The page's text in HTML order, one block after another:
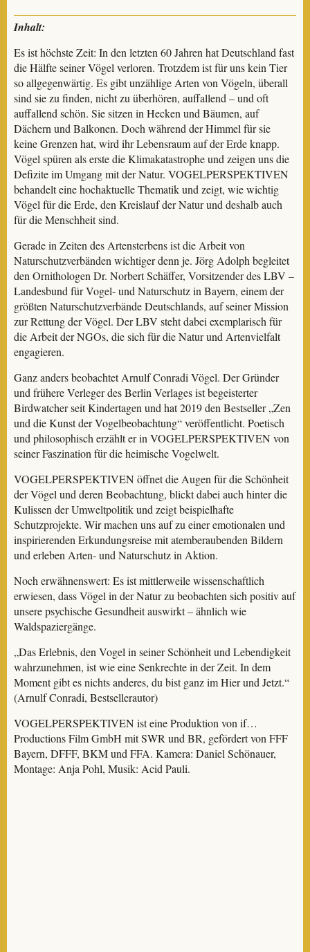
Inhalt:
Es ist höchste Zeit: In den letzten 60 Jahren hat Deutschland fast
die Hälfte seiner Vögel verloren. Trotzdem ist für uns kein Tier
so allgegenwärtig. Es gibt unzählige Arten von Vögeln, überall
sind sie zu finden, nicht zu überhören, auffallend – und oft
auffallend schön. Sie sitzen in Hecken und Bäumen, auf
Dächern und Balkonen. Doch während der Himmel für sie
keine Grenzen hat, wird ihr Lebensraum auf der Erde knapp.
Vögel spüren als erste die Klimakatastrophe und zeigen uns die
Defizite im Umgang mit der Natur. VOGELPERSPEKTIVEN
behandelt eine hochaktuelle Thematik und zeigt, wie wichtig
Vögel für die Erde, den Kreislauf der Natur und deshalb auch
für die Menschheit sind.
Gerade in Zeiten des Artensterbens ist die Arbeit von
Naturschutzverbänden wichtiger denn je. Jörg Adolph begleitet
den Ornithologen Dr. Norbert Schäffer, Vorsitzender des LBV –
Landesbund für Vogel- und Naturschutz in Bayern, einem der
größten Naturschutzverbände Deutschlands, auf seiner Mission
zur Rettung der Vögel. Der LBV steht dabei exemplarisch für
die Arbeit der NGOs, die sich für die Natur und Artenvielfalt
engagieren.
Ganz anders beobachtet Arnulf Conradi Vögel. Der Gründer
und frühere Verleger des Berlin Verlages ist begeisterter
Birdwatcher seit Kindertagen und hat 2019 den Bestseller „Zen
und die Kunst der Vogelbeobachtung“ veröffentlicht. Poetisch
und philosophisch erzählt er in VOGELPERSPEKTIVEN von
seiner Faszination für die heimische Vogelwelt.
VOGELPERSPEKTIVEN öffnet die Augen für die Schönheit
der Vögel und deren Beobachtung, blickt dabei auch hinter die
Kulissen der Umweltpolitik und zeigt beispielhafte
Schutzprojekte. Wir machen uns auf zu einer emotionalen und
inspirierenden Erkundungsreise mit atemberaubenden Bildern
und erleben Arten- und Naturschutz in Aktion.
Noch erwähnenswert: Es ist mittlerweile wissenschaftlich
erwiesen, dass Vögel in der Natur zu beobachten sich positiv auf
unsere psychische Gesundheit auswirkt – ähnlich wie
Waldspaziergänge.
„Das Erlebnis, den Vogel in seiner Schönheit und Lebendigkeit
wahrzunehmen, ist wie eine Senkrechte in der Zeit. In dem
Moment gibt es nichts anderes, du bist ganz im Hier und Jetzt.“
(Arnulf Conradi, Bestsellerautor)
VOGELPERSPEKTIVEN ist eine Produktion von if…
Productions Film GmbH mit SWR und BR, gefördert von FFF
Bayern, DFFF, BKM und FFA. Kamera: Daniel Schönauer,
Montage: Anja Pohl, Musik: Acid Pauli.